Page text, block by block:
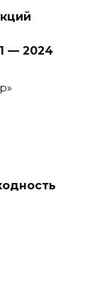
— 2024